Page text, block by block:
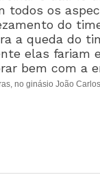
todos os
do
a queda do
elas fariam
bem com a
no ginásio João